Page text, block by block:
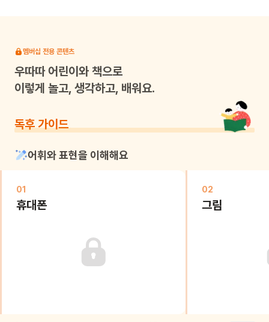
멤버십 전용 콘텐츠
우따따어린이와 책으로
이렇게 놀고, 생각하고, 배워요.
독후 가이드
어휘와 표현을 이해해요
01
휴대폰
02
그림